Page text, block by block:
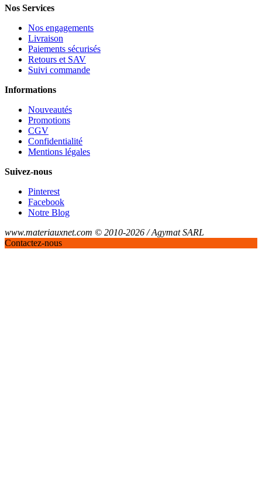
Nos Services
Nos engagements
Livraison
Paiements sécurisés
Retours et SAV
Suivi commande
Informations
Nouveautés
Promotions
CGV
Confidentialité
Mentions légales
Suivez-nous
Pinterest
Facebook
Notre Blog
www.materiauxnet.com © 2010-2026 / Agymat SARL
Contactez-nous